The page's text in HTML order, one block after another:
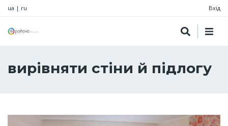
ua | ru Вхід
вирівняти стіни й підлогу